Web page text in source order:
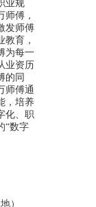
业规
傅，
发师傅
育，
为每一
业资历
的同
师傅通
，培养
化、职
“数字
）